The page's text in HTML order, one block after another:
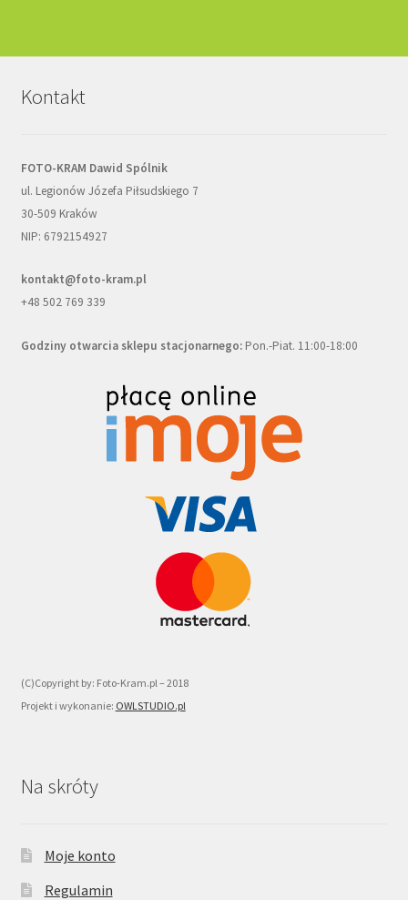
Kontakt
FOTO-KRAM Dawid Spólnik
ul. Legionów Józefa Piłsudskiego 7
30-509 Kraków
NIP: 6792154927
kontakt@foto-kram.pl
+48 502 769 339
Godziny otwarcia sklepu stacjonarnego:Pon.-Piat. 11:00-18:00
(C)Copyright by: Foto-Kram.pl – 2018
Projekt i wykonanie: OWLSTUDIO.pl
Na skróty
Moje konto
Regulamin